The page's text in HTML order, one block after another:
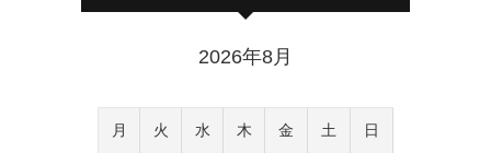
2026年8月
月 火 水 木 金 土 日